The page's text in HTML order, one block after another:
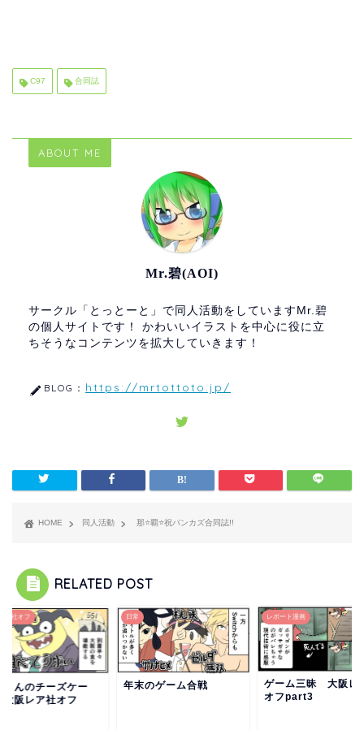
C97 合同誌
ABOUT ME
Mr.碧(AOI)
サークル「とっとーと」で同人活動をしていますMr.碧
の個人サイトです！ かわいいイラストを中心に役に立
ちそうなコンテンツを拡大していきます！
BLOG： https://mrtottoto.jp/
HOME 同人活動 那⭐覇⭐祝バンカズ合同誌!!
RELATED POST
ア社オフ
さんのチーズケー
阪レア社オフ
日常
年末のゲーム合戦
レポート漫画
ゲーム三昧 大阪レ
オフpart3